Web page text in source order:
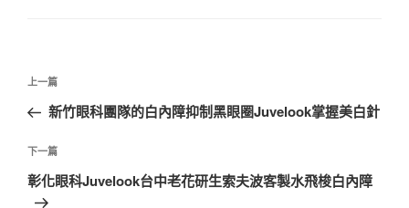
文
導
覽
上
一
文
章
上一篇
新竹眼科團隊的白內障抑制黑眼圈Juvelook掌握美白針
下
一
篇
下一篇
彰化眼科Juvelook台中老花研生索夫波客製水飛梭白內障